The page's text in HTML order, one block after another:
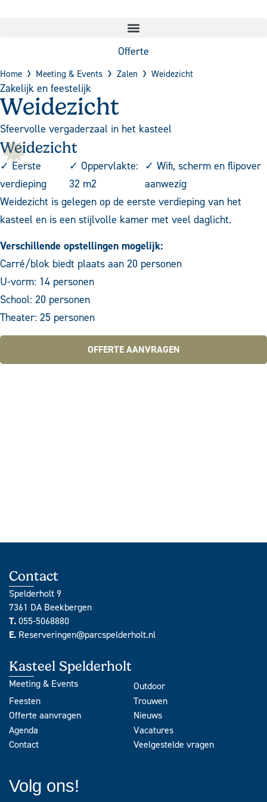
Offerte
Home Meeting & Events Zalen Weidezicht
Zakelijk en feestelijk
Weidezicht
Sfeervolle vergaderzaal in het kasteel
Weidezicht
✓ Eerste
verdieping
✓ Oppervlakte:
32 m2
✓ Wifi, scherm en flipover
aanwezig
Weidezicht is gelegen op de eerste verdieping van het
kasteel en is een stijlvolle kamer met veel daglicht.
Verschillende opstellingen mogelijk:
Carré/blok biedt plaats aan 20 personen
U-vorm: 14 personen
School: 20 personen
Theater: 25 personen
OFFERTE AANVRAGEN
Contact
Spelderholt 9
7361 DA Beekbergen
T.055-5068880
E. Reserveringen@parcspelderholt.nl
Kasteel Spelderholt
Meeting & Events
Outdoor
Feesten
Trouwen
Offerte aanvragen
Nieuws
Agenda
Vacatures
Contact
Veelgestelde vragen
Volg ons!